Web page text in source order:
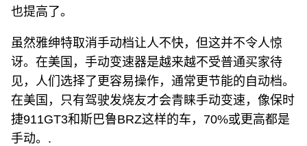
也提高了。
虽然雅绅特取消手动档让人不快，但这并不令人惊
讶。在美国，手动变速器是越来越不受普通买家待
见，人们选择了更容易操作，通常更节能的自动档。
在美国，只有驾驶发烧友才会青睐手动变速，像保时
捷911GT3和斯巴鲁BRZ这样的车，70%或更高都是
手动。.